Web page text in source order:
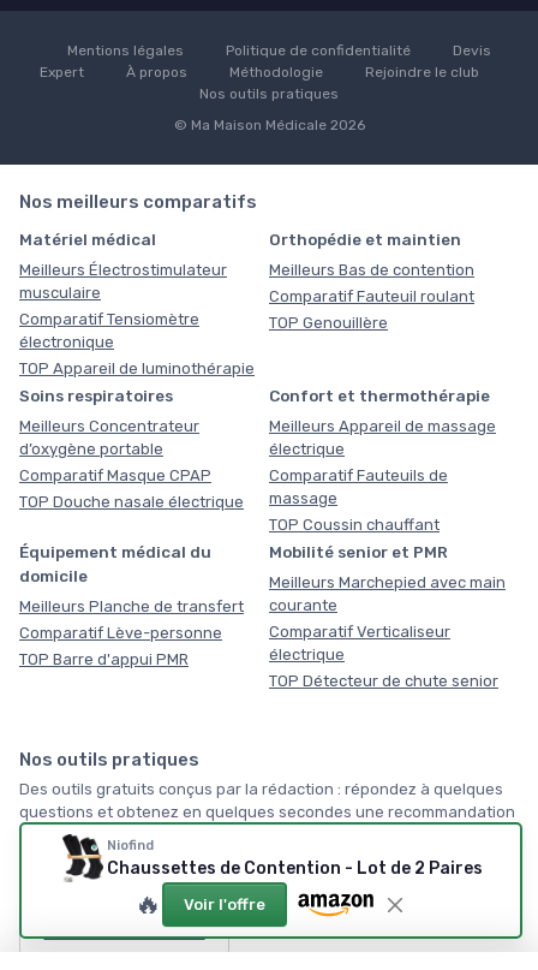
Niofind
Chaussettes de Contention - Lot de 2 Paires
🔥 Voir l'offre
Mentions légales Politique de confidentialité
Devis
Expert
À propos Méthodologie
Rejoindre le club
Nos outils pratiques
© Ma Maison Médicale 2026
Nos meilleurs comparatifs
Matériel médical
Meilleurs Électrostimulateur
musculaire
Comparatif Tensiomètre
électronique
TOP Appareil de luminothérapie
Orthopédie et maintien
Meilleurs Bas de contention
Comparatif Fauteuil roulant
TOP Genouillère
Soins respiratoires
Meilleurs Concentrateur
d’oxygène portable
Comparatif Masque CPAP
TOP Douche nasale électrique
Confort et thermothérapie
Meilleurs Appareil de massage
électrique
Comparatif Fauteuils de
massage
TOP Coussin chauffant
Équipement médical du
domicile
Meilleurs Planche de transfert
Comparatif Lève-personne
TOP Barre d'appui PMR
Mobilité senior et PMR
Meilleurs Marchepied avec main
courante
Comparatif Verticaliseur
électrique
TOP Détecteur de chute senior
Nos outils pratiques
Des outils gratuits conçus par la rédaction : répondez à quelques
questions et obtenez en quelques secondes une recommandation
vraiment personnalisée, sans inscription, servez-vous !
Par où commencer ?